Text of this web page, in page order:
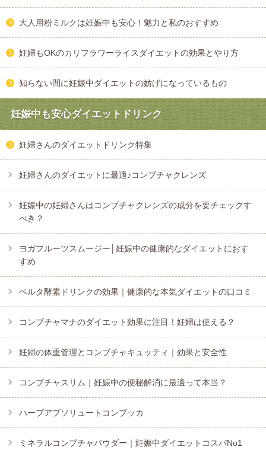
大人用粉ミルクは妊娠中も安心！魅力と私のおすすめ
妊婦もOKのカリフラワーライスダイエットの効果とやり方
知らない間に妊娠中ダイエットの妨げになっているもの
妊娠中も安心ダイエットドリンク
妊婦さんのダイエットドリンク特集
妊婦さんのダイエットに最適♪コンブチャクレンズ
妊娠中の妊婦さんはコンブチャクレンズの成分を要チェックす
べき？
ヨガフルーツスムージー│妊娠中の健康的なダイエットにおす
すめ
ベルタ酵素ドリンクの効果｜健康的な本気ダイエットの口コミ
コンブチャマナのダイエット効果に注目！妊婦は使える？
妊婦の体重管理とコンブチャキュッティ｜効果と安全性
コンブチャスリム｜妊娠中の便秘解消に最適って本当？
ハーブアブソリュートコンブッカ
ミネラルコンブチャパウダー｜妊娠中ダイエットコスパNo1